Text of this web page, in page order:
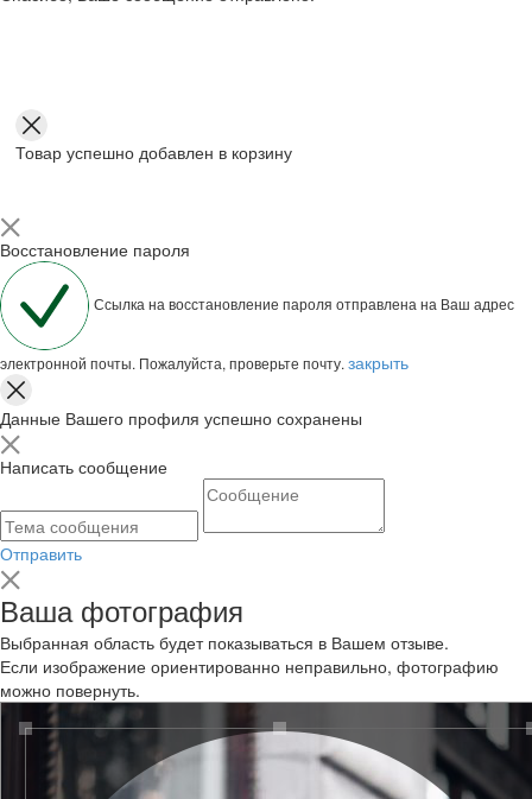
Товар успешно добавлен в корзину
Восстановление пароля
Ссылка на восстановление пароля отправлена на Ваш адрес
электронной почты. Пожалуйста, проверьте почту. закрыть
Данные Вашего профиля успешно сохранены
Написать сообщение
Отправить
Ваша фотография
Выбранная область будет показываться в Вашем отзыве.
Если изображение ориентированно неправильно, фотографию
можно повернуть.